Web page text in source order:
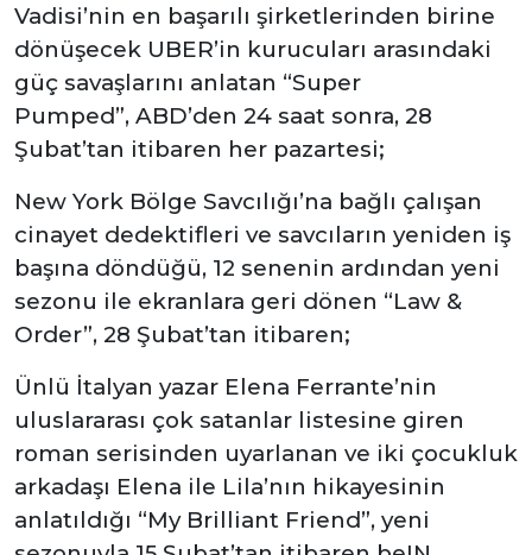
Vadisi’nin en başarılı şirketlerinden birine
dönüşecek UBER’in kurucuları arasındaki
güç savaşlarını anlatan “Super
Pumped”, ABD’den 24 saat sonra, 28
Şubat’tan itibaren her pazartesi;
New York Bölge Savcılığı’na bağlı çalışan
cinayet dedektifleri ve savcıların yeniden iş
başına döndüğü, 12 senenin ardından yeni
sezonu ile ekranlara geri dönen “Law &
Order”, 28 Şubat’tan itibaren;
Ünlü İtalyan yazar Elena Ferrante’nin
uluslararası çok satanlar listesine giren
roman serisinden uyarlanan ve iki çocukluk
arkadaşı Elena ile Lila’nın hikayesinin
anlatıldığı “My Brilliant Friend”, yeni